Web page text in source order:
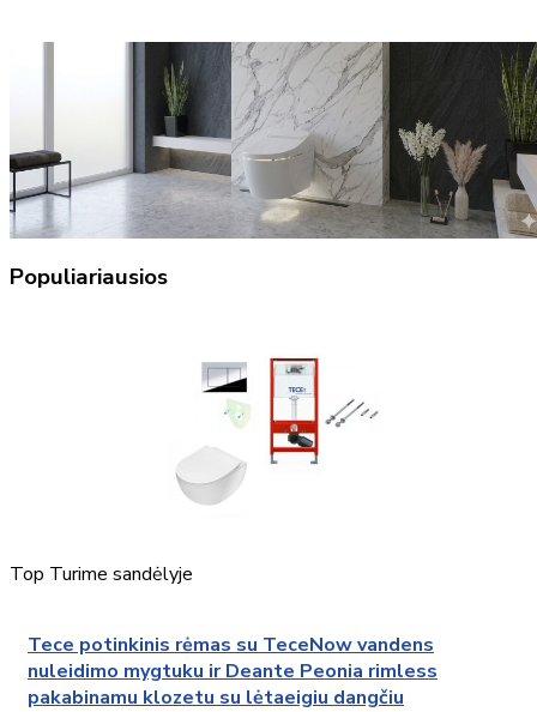
Populiariausios
Top Turime sandėlyje
Tece potinkinis rėmas su TeceNow vandens
nuleidimo mygtuku ir Deante Peonia rimless
pakabinamu klozetu su lėtaeigiu dangčiu